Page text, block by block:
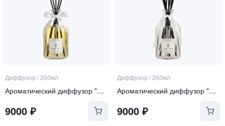
Диффузор /250мл
Ароматический диффузор "Tonka and Oud"
9000 ₽
Диффузор /250мл
Ароматический диффузор "Soft Linen & Cotton"
9000₽